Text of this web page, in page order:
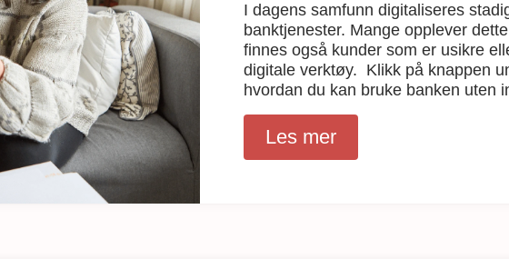
I dagens samfunn digitaliseres
banktjenester. Mange opplever
finnes også kunder som er usikre
digitale verktøy. Klikk på knappen
hvordan du kan bruke banken uten
Les mer